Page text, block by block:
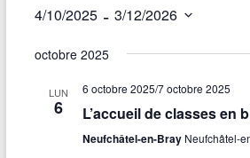
4/10/2025 - 3/12/2026
é
octobre 2025
LUN
6
6 octobre 2025/7 octobre 2025
L’accueil de classes en
Neufchâtel-en-Bray Neufchâtel-